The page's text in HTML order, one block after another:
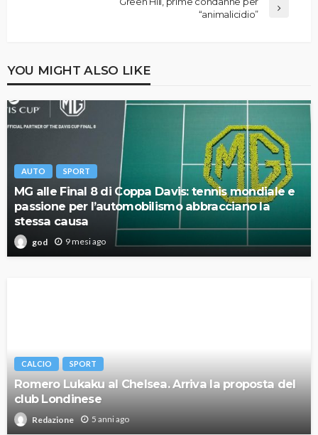
“animalicidio”
YOU MIGHT ALSO LIKE
AUTO SPORT
MG alle Final 8 di Coppa Davis: tennis mondiale e
passione per l’automobilismo abbracciano la
stessa causa
god 9 mesi ago
CALCIO SPORT
Romero Lukaku al Chelsea. Arriva la proposta del
club Londinese
Redazione 5 anni ago